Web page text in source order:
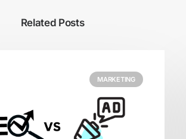
Related Posts
MARKETING